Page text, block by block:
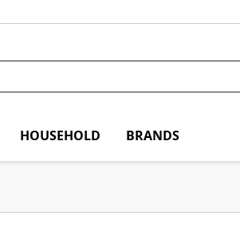
HOUSEHOLD BRANDS